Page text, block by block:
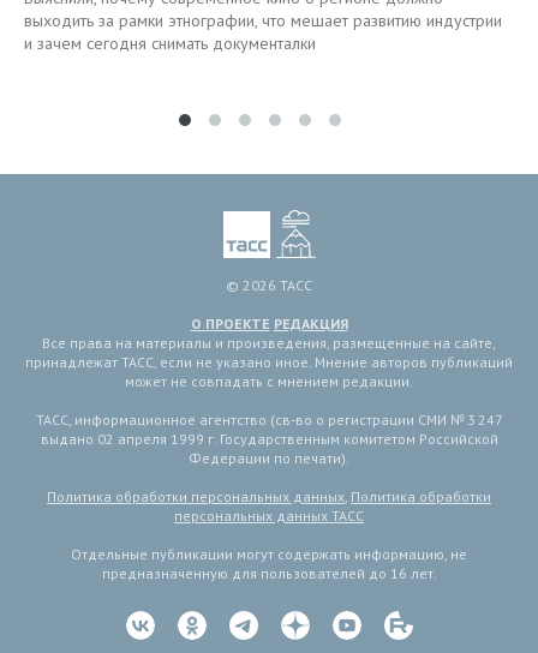
выходить за рамки этнографии, что мешает развитию индустрии
и зачем сегодня снимать документалки
© 2026 ТАСС
О ПРОЕКТЕ РЕДАКЦИЯ
Все права на материалы и произведения, размещенные на сайте,
принадлежат ТАСС, если не указано иное. Мнение авторов публикаций
может не совпадать с мнением редакции.
ТАСС, информационное агентство (св-во о регистрации СМИ № 3 247
выдано 02 апреля 1999 г. Государственным комитетом Российской
Федерации по печати).
Политика обработки персональных данных, Политика обработки
персональных данных ТАСС
Отдельные публикации могут содержать информацию, не
предназначенную для пользователей до 16 лет.